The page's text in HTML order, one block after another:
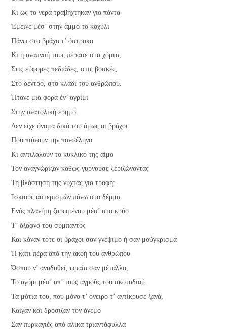
Κι ως τα νερά τραβήχτηκαν για πάντα
Έμεινε μέσ’ στην άμμο το κοχύλι
Πάνω στο βράχο τ’ όστρακο
Κι η αναπνοή τους πέρασε στα χόρτα,
Στις εύφορες πεδιάδες, στις βοσκές,
Στο δέντρο, στο κλαδί του ανθρώπου.
Ήτανε μια φορά έν’ αγρίμι
Στην ανατολική έρημο.
Δεν είχε όνομα δικό του όμως οι βράχοι
Που πιάνουν την πανσέληνο
Κι αντιλαλούν το κυκλικό της αίμα
Τον αναγνώριζαν καθώς γυρνούσε ξεριζώνοντας
Τη βλάστηση της νύχτας για τροφή:
Ίσκιους αστερισμών πάνω στο δέρμα
Ενός πλανήτη ζαρωμένου μέσ’ στο κρύο
Τ’ άξαφνο του σύμπαντος
Και κάναν τότε οι βράχοι σαν γνέψιμο ή σαν μούγκρισμά
Ή κάτι πέρα από την ακοή του ανθρώπου
Ώσπου ν’ αναδυθεί, ωραίο σαν μέταλλο,
Το αγόρι μέσ’ απ’ τους αγρούς του σκοταδιού.
Τα μάτια του, που μόνο τ’ όνειρο τ’ αντίκρυσε ξανά,
Καίγαν και δρόσιζαν τον άνεμο
Σαν πυρκαγιές από άλικα τριαντάφυλλα